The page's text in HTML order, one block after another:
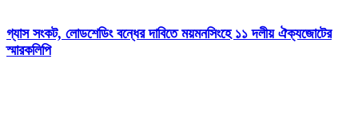
গ্যাস সংকট, লোডশেডিং বন্ধের দাবিতে ময়মনসিংহে ১১ দলীয় ঐক্যজোটের
স্মারকলিপি